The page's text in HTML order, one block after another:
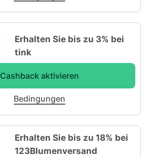
Erhalten Sie bis zu 3% bei
tink
Cashback aktivieren
Bedingungen
Erhalten Sie bis zu 18% bei
123Blumenversand